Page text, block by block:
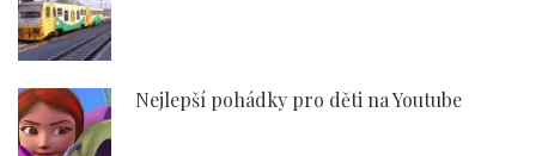
Nejlepší pohádky pro děti na Youtube